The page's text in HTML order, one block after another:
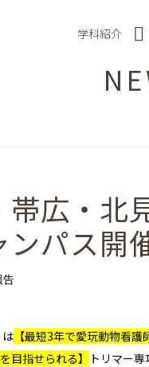
学科紹介
帯広・
ンパス開
告
は 【最短3年で愛玩動物看護
目指せられる】
トリマー専